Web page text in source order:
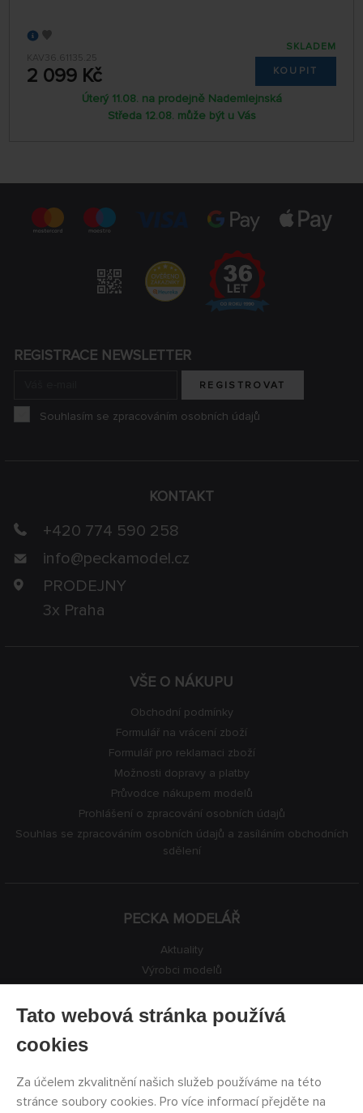
KAV36.61135.25
2 099 Kč
SKLADEM
KOUPIT
Úterý 11.08. na prodejně Nademlejnská
Středa 12.08. může být u Vás
VŠE O NÁKUPU
Obchodní podmínky
Formulář na vrácení zboží
Formulář pro reklamaci zboží
Možnosti dopravy a platby
Průvodce nákupem modelů
Prohlášení o zpracování osobních údajů
Souhlas se zpracováním osobních údajů a zasíláním obchodních
sdělení
PECKA MODELÁŘ
Aktuality
Výrobci modelů
Kontakty
KONTAKT
+420 774 590 258
info@peckamodel.cz
PRODEJNY
3x Praha
REGISTRACE NEWSLETTER
REGISTROVAT
Souhlasím se zpracováním osobních údajů
Tato webová stránka používá
cookies
Za účelem zkvalitnění našich služeb používáme na této
stránce soubory cookies. Pro více informací přejděte na